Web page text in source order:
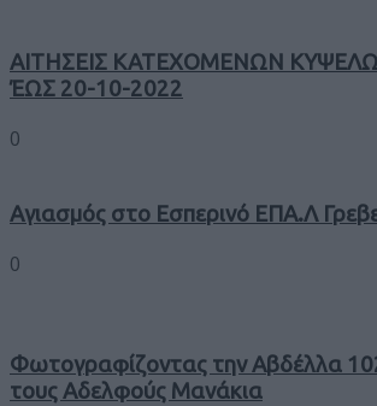
ΑΙΤΗΣΕΙΣ ΚΑΤΕΧΟΜΕΝΩΝ
ΈΩΣ 20-10-2022
0
Αγιασμός στο Εσπερινό ΕΠΑ.Λ
0
Φωτογραφίζοντας την Αβδέλλα
τους Αδελφούς Μανάκια